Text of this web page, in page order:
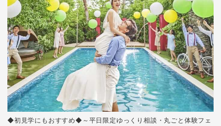
◆初見学にもおすすめ◆～平日限定ゆっくり相談・丸ごと体験フェ